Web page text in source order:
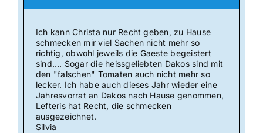
Ich kann Christa nur Recht geben, zu Hause
schmecken mir viel Sachen nicht mehr so
richtig, obwohl jeweils die Gaeste begeistert
sind…. Sogar die heissgeliebten Dakos sind mit
den "falschen" Tomaten auch nicht mehr so
lecker. Ich habe auch dieses Jahr wieder eine
Jahresvorrat an Dakos nach Hause genommen,
Lefteris hat Recht, die schmecken
ausgezeichnet.
Silvia